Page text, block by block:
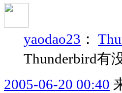
yaodao23 ：
Thunderbird有
2005-06-20 00:40